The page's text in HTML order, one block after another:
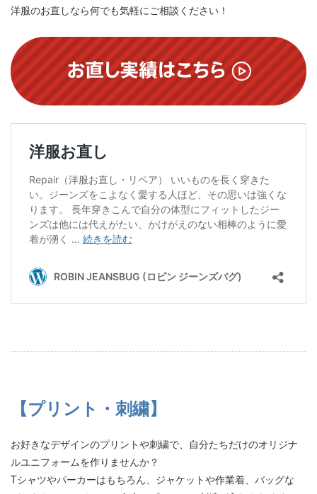
洋服のお直しなら何でも気軽にご相談ください！
【プリント・刺繍】
お好きなデザインのプリントや刺繍で、自分たちだけのオリジナ
ルユニフォームを作りませんか？
Tシャツやパーカーはもちろん、ジャケットや作業着、バッグな